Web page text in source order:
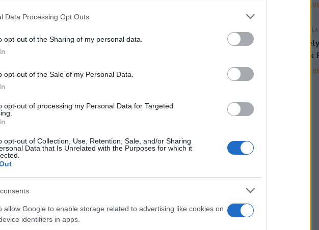
Data Processing Opt Outs
opt-out of the Sharing of my personal data.
opt-out of the Sale of my Personal Data.
opt-out of processing my Personal Data for Targeted
opt-out of Collection, Use, Retention, Sale, and/or Sharing
Data that Is Unrelated with the Purposes for which it
allow Google to enable storage related to advertising like cookies on
identifiers in apps.
koncert
indított!
lemezbemutató